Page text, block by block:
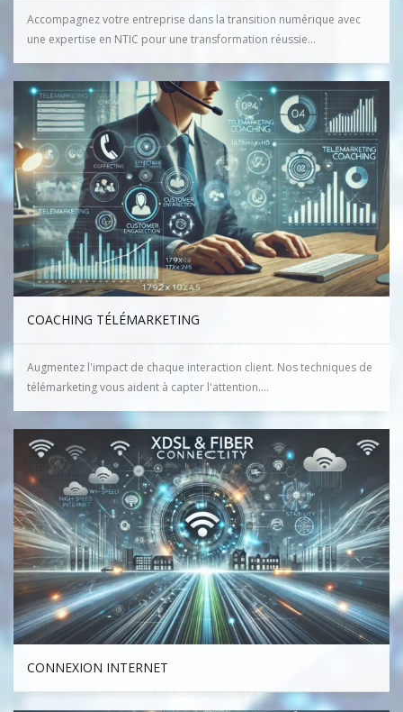
Accompagnez votre entreprise dans la transition numérique avec
une expertise en NTIC pour une transformation réussie...
COACHING TÉLÉMARKETING
Augmentez l'impact de chaque interaction client. Nos techniques de
télémarketing vous aident à capter l'attention....
CONNEXION INTERNET